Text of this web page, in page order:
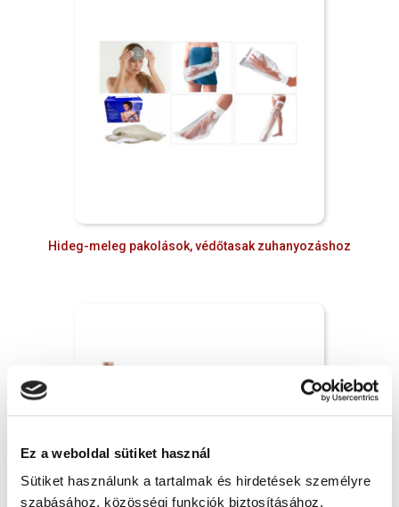
Ez a weboldal sütiket használ
Sütiket használunk a tartalmak és hirdetések személyre
szabásához, közösségi funkciók biztosításához,
Hideg-meleg pakolások, védőtasak zuhanyozáshoz